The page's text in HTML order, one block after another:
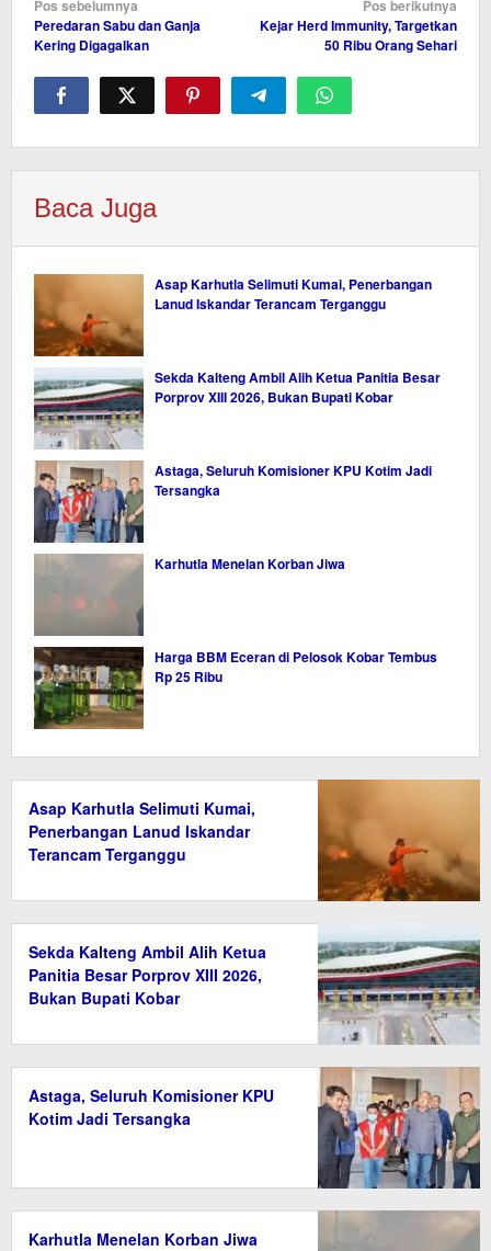
Navigasi
pos
Pos sebelumnya
Peredaran Sabu dan Ganja
Kering Digagalkan
Pos berikutnya
Kejar Herd Immunity, Targetkan
50 Ribu Orang Sehari
Baca Juga
Asap Karhutla Selimuti Kumai, Penerbangan
Lanud Iskandar Terancam Terganggu
Sekda Kalteng Ambil Alih Ketua Panitia Besar
Porprov XIII 2026, Bukan Bupati Kobar
Astaga, Seluruh Komisioner KPU Kotim Jadi
Tersangka
Karhutla Menelan Korban Jiwa
Harga BBM Eceran di Pelosok Kobar Tembus
Rp 25 Ribu
Asap Karhutla Selimuti Kumai,
Penerbangan Lanud Iskandar
Terancam Terganggu
Sekda Kalteng Ambil Alih Ketua
Panitia Besar Porprov XIII 2026,
Bukan Bupati Kobar
Astaga, Seluruh Komisioner KPU
Kotim Jadi Tersangka
Karhutla Menelan Korban Jiwa